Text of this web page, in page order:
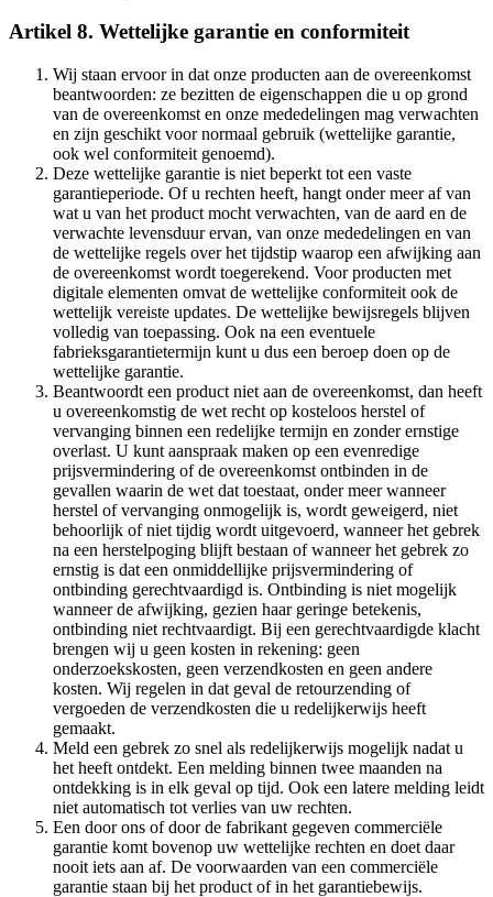
Artikel 8. Wettelijke garantie en conformiteit
Wij staan ervoor in dat onze producten aan de overeenkomst
beantwoorden: ze bezitten de eigenschappen die u op grond
van de overeenkomst en onze mededelingen mag verwachten
en zijn geschikt voor normaal gebruik (wettelijke garantie,
ook wel conformiteit genoemd).
Deze wettelijke garantie is niet beperkt tot een vaste
garantieperiode. Of u rechten heeft, hangt onder meer af van
wat u van het product mocht verwachten, van de aard en de
verwachte levensduur ervan, van onze mededelingen en van
de wettelijke regels over het tijdstip waarop een afwijking aan
de overeenkomst wordt toegerekend. Voor producten met
digitale elementen omvat de wettelijke conformiteit ook de
wettelijk vereiste updates. De wettelijke bewijsregels blijven
volledig van toepassing. Ook na een eventuele
fabrieksgarantietermijn kunt u dus een beroep doen op de
wettelijke garantie.
Beantwoordt een product niet aan de overeenkomst, dan heeft
u overeenkomstig de wet recht op kosteloos herstel of
vervanging binnen een redelijke termijn en zonder ernstige
overlast. U kunt aanspraak maken op een evenredige
prijsvermindering of de overeenkomst ontbinden in de
gevallen waarin de wet dat toestaat, onder meer wanneer
herstel of vervanging onmogelijk is, wordt geweigerd, niet
behoorlijk of niet tijdig wordt uitgevoerd, wanneer het gebrek
na een herstelpoging blijft bestaan of wanneer het gebrek zo
ernstig is dat een onmiddellijke prijsvermindering of
ontbinding gerechtvaardigd is. Ontbinding is niet mogelijk
wanneer de afwijking, gezien haar geringe betekenis,
ontbinding niet rechtvaardigt. Bij een gerechtvaardigde klacht
brengen wij u geen kosten in rekening: geen
onderzoekskosten, geen verzendkosten en geen andere
kosten. Wij regelen in dat geval de retourzending of
vergoeden de verzendkosten die u redelijkerwijs heeft
gemaakt.
Meld een gebrek zo snel als redelijkerwijs mogelijk nadat u
het heeft ontdekt. Een melding binnen twee maanden na
ontdekking is in elk geval op tijd. Ook een latere melding leidt
niet automatisch tot verlies van uw rechten.
Een door ons of door de fabrikant gegeven commerciële
garantie komt bovenop uw wettelijke rechten en doet daar
nooit iets aan af. De voorwaarden van een commerciële
garantie staan bij het product of in het garantiebewijs.